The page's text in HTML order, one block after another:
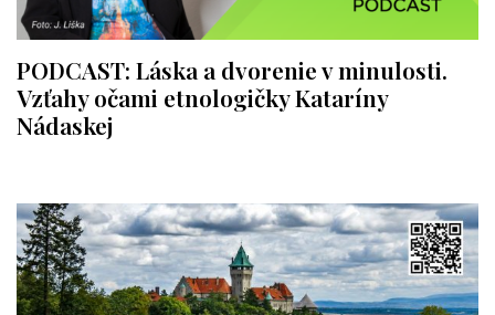
PODCAST: Láska a dvorenie v minulosti.
Vzťahy očami etnologičky Kataríny
Nádaskej